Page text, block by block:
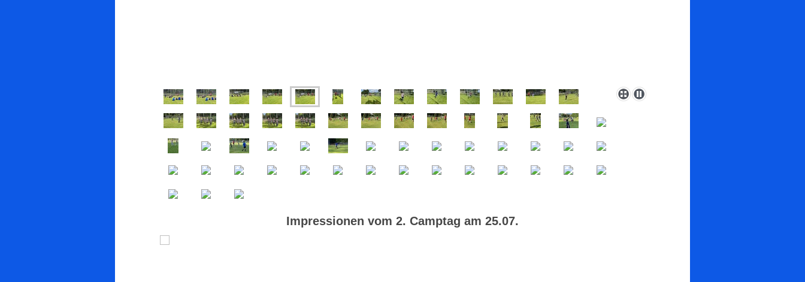
Impressionen vom 2. Camptag am 25.07.